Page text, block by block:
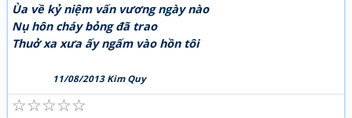
Ùa về kỷ niệm vấn vương ngày nào
Nụ hôn cháy bỏng đã trao
Thuở xa xưa ấy ngấm vào hồn tôi
11/08/2013 Kim Quy
☆
☆
☆
☆
☆